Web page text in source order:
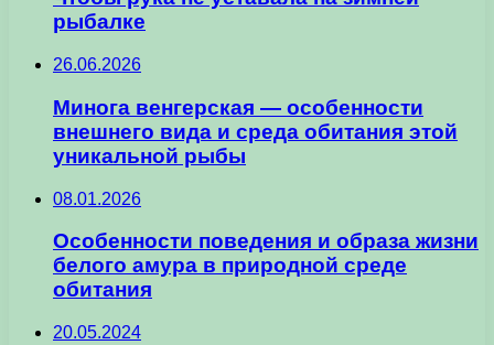
рыбалке
26.06.2026
Минога венгерская — особенности
внешнего вида и среда обитания этой
уникальной рыбы
08.01.2026
Особенности поведения и образа жизни
белого амура в природной среде
обитания
20.05.2024